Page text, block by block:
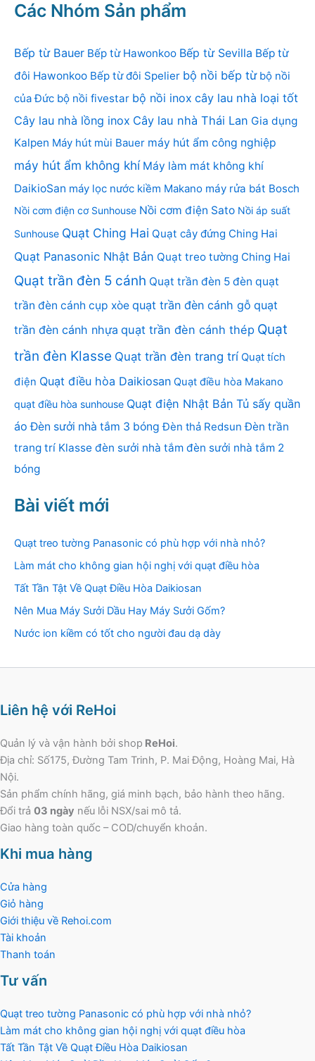
Các Nhóm Sản phẩm
Bếp từ Bauer Bếp từ Hawonkoo Bếp từ Sevilla Bếp từ
đôi Hawonkoo Bếp từ đôi Spelier bộ nồi bếp từ bộ nồi
của Đức bộ nồi fivestar bộ nồi inox cây lau nhà loại tốt
Cây lau nhà lồng inox Cây lau nhà Thái Lan Gia dụng
Kalpen Máy hút mùi Bauer máy hút ẩm công nghiệp
máy hút ẩm không khí Máy làm mát không khí
DaikioSan máy lọc nước kiềm Makano máy rửa bát Bosch
Nồi cơm điện cơ Sunhouse Nồi cơm điện Sato Nồi áp suất
Sunhouse Quạt Ching Hai Quạt cây đứng Ching Hai
Quạt Panasonic Nhật Bản Quạt treo tường Ching Hai
Quạt trần đèn 5 cánh Quạt trần đèn 5 đèn quạt
trần đèn cánh cụp xòe quạt trần đèn cánh gỗ quạt
trần đèn cánh nhựa quạt trần đèn cánh thép Quạt
trần đèn Klasse Quạt trần đèn trang trí Quạt tích
điện Quạt điều hòa Daikiosan Quạt điều hòa Makano
quạt điều hòa sunhouse Quạt điện Nhật Bản Tủ sấy quần
áo Đèn sưởi nhà tắm 3 bóng Đèn thả Redsun Đèn trần
trang trí Klasse đèn sưởi nhà tắm đèn sưởi nhà tắm 2
bóng
Bài viết mới
Quạt treo tường Panasonic có phù hợp với nhà nhỏ?
Làm mát cho không gian hội nghị với quạt điều hòa
Tất Tần Tật Về Quạt Điều Hòa Daikiosan
Nên Mua Máy Sưởi Dầu Hay Máy Sưởi Gốm?
Nước ion kiềm có tốt cho người đau dạ dày
Liên hệ với ReHoi
Quản lý và vận hành bởi shop ReHoi.
Địa chỉ: Số175, Đường Tam Trinh, P. Mai Động, Hoàng Mai, Hà
Nội.
Sản phẩm chính hãng, giá minh bạch, bảo hành theo hãng.
Đổi trả 03 ngày nếu lỗi NSX/sai mô tả.
Giao hàng toàn quốc – COD/chuyển khoản.
Khi mua hàng
Cửa hàng
Giỏ hàng
Giới thiệu về Rehoi.com
Tài khoản
Thanh toán
Tư vấn
Quạt treo tường Panasonic có phù hợp với nhà nhỏ?
Làm mát cho không gian hội nghị với quạt điều hòa
Tất Tần Tật Về Quạt Điều Hòa Daikiosan